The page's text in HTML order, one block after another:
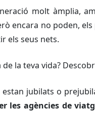
molt àmplia,
encara no poden,
els seus nets.
la teva vida?
jubilats o
les agències de